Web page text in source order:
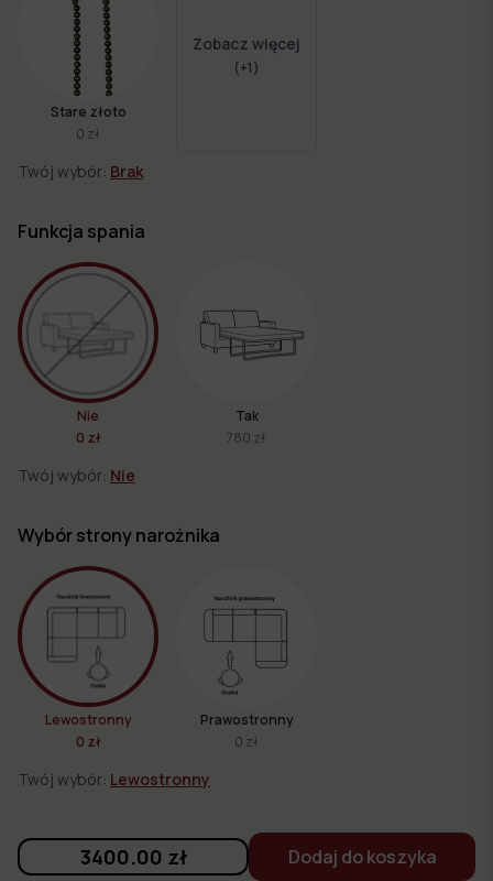
Stare złoto
0 zł
Zobacz więcej
(+1)
Twój wybór: Brak
Funkcja spania
Nie
0 zł
Tak
780 zł
Twój wybór: Nie
Wybór strony narożnika
Lewostronny
0 zł
Prawostronny
0 zł
Twój wybór: Lewostronny
3400.00 zł Dodaj do koszyka